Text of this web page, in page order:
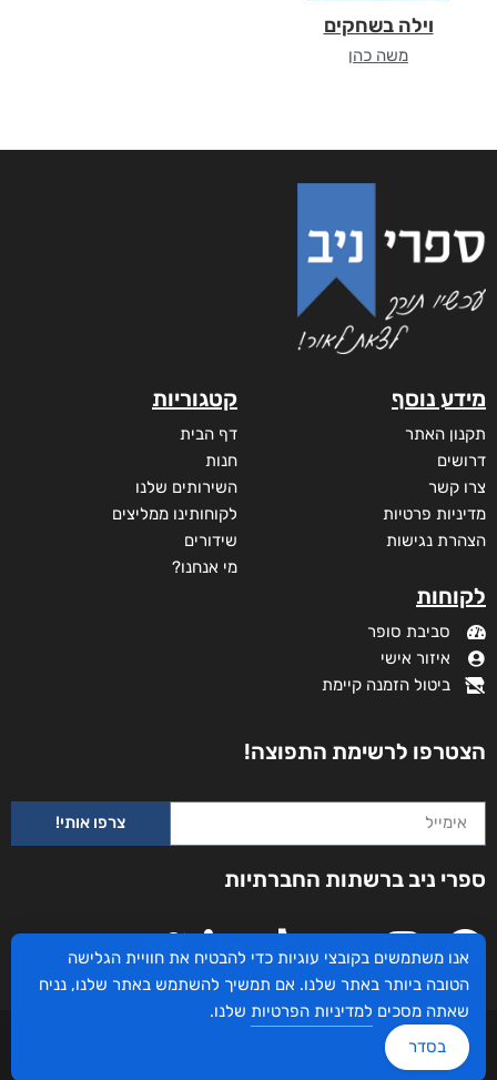
וילה בשחקים
משה כהן
מידע נוסף
תקנון האתר
דרושים
צרו קשר
מדיניות פרטיות
הצהרת נגישות
לקוחות
סביבת סופר
איזור אישי
ביטול הזמנה קיימת
קטגוריות
דף הבית
חנות
השירותים שלנו
לקוחותינו ממליצים
שידורים
מי אנחנו?
הצטרפו לרשימת התפוצה!
צרפו אותי!
ספרי ניב ברשתות החברתיות
עיצוב ובניית האתר: ספרי ניב © כל הזכויות שמורות. בוקסאי טכנולוגיות בע"מ שד אבא
אנו משתמשים בקובצי עוגיות כדי להבטיח את חוויית הגלישה
הטובה ביותר באתר שלנו. אם תמשיך להשתמש באתר שלנו, נניח
שאתה מסכים למדיניות הפרטיות שלנו.
בסדר